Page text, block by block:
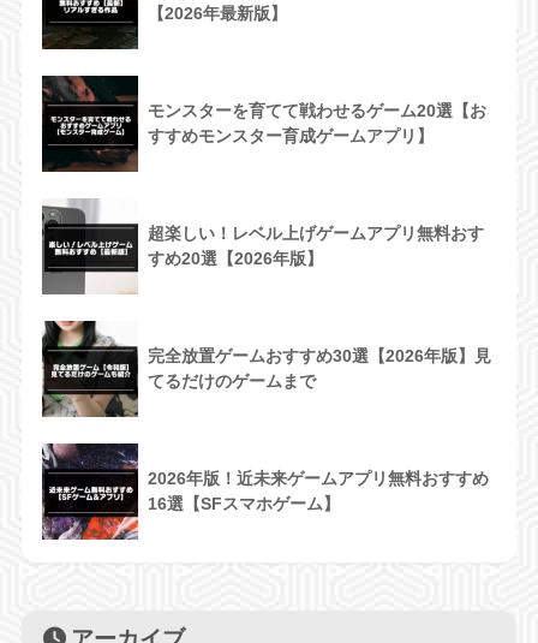
【2026年最新版】
モンスターを育てて戦わせるゲーム20選【お
すすめモンスター育成ゲームアプリ】
超楽しい！レベル上げゲームアプリ無料おす
すめ20選【2026年版】
完全放置ゲームおすすめ30選【2026年版】見
てるだけのゲームまで
2026年版！近未来ゲームアプリ無料おすすめ
16選【SFスマホゲーム】